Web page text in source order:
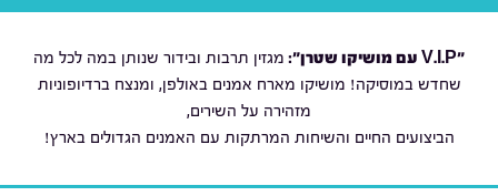
"V.I.P עם מושיקו שטרן ": מגזין תרבות ובידור שנותן במה לכל מה
שחדש במוסיקה! מושיקו מארח אמנים באולפן, ומנצח ברדיופוניות
מזהירה על השירים,
הביצועים החיים והשיחות המרתקות עם האמנים הגדולים בארץ!